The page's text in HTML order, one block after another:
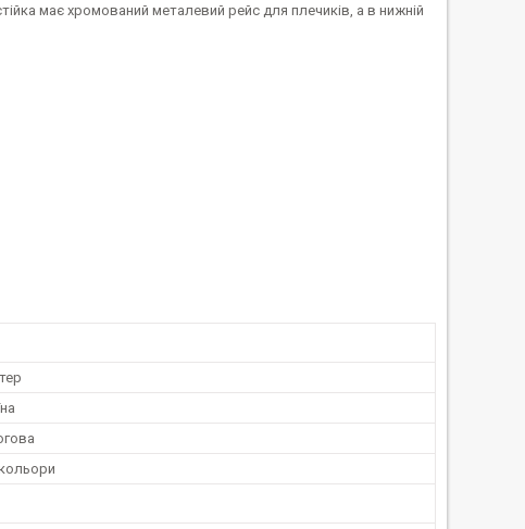
має хромований металевий рейс для плечиків, а в нижній
кольори